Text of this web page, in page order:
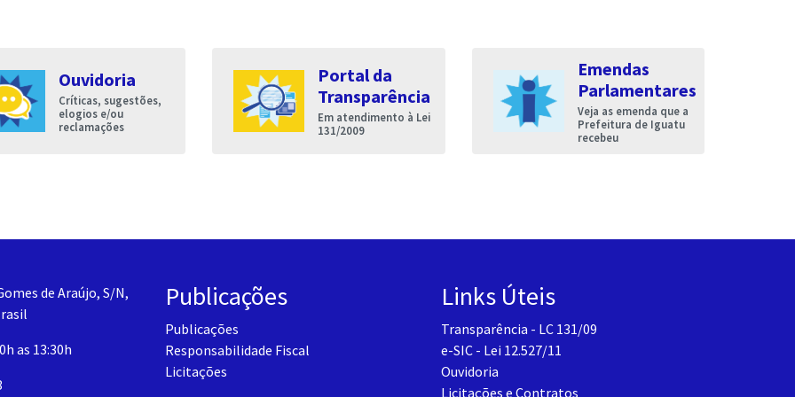
Ouvidoria
Críticas, sugestões,
elogios e/ou
reclamações
Portal da
Transparência
Em atendimento à Lei
131/2009
Emendas
Parlamentares
Veja as emenda que a
Prefeitura de Iguatu
recebeu
de Araújo, S/N,
as 13:30h
Publicações
Publicações
Responsabilidade Fiscal
Licitações
Links Úteis
Transparência - LC 131/09
e-SIC - Lei 12.527/11
Ouvidoria
Licitações e Contratos